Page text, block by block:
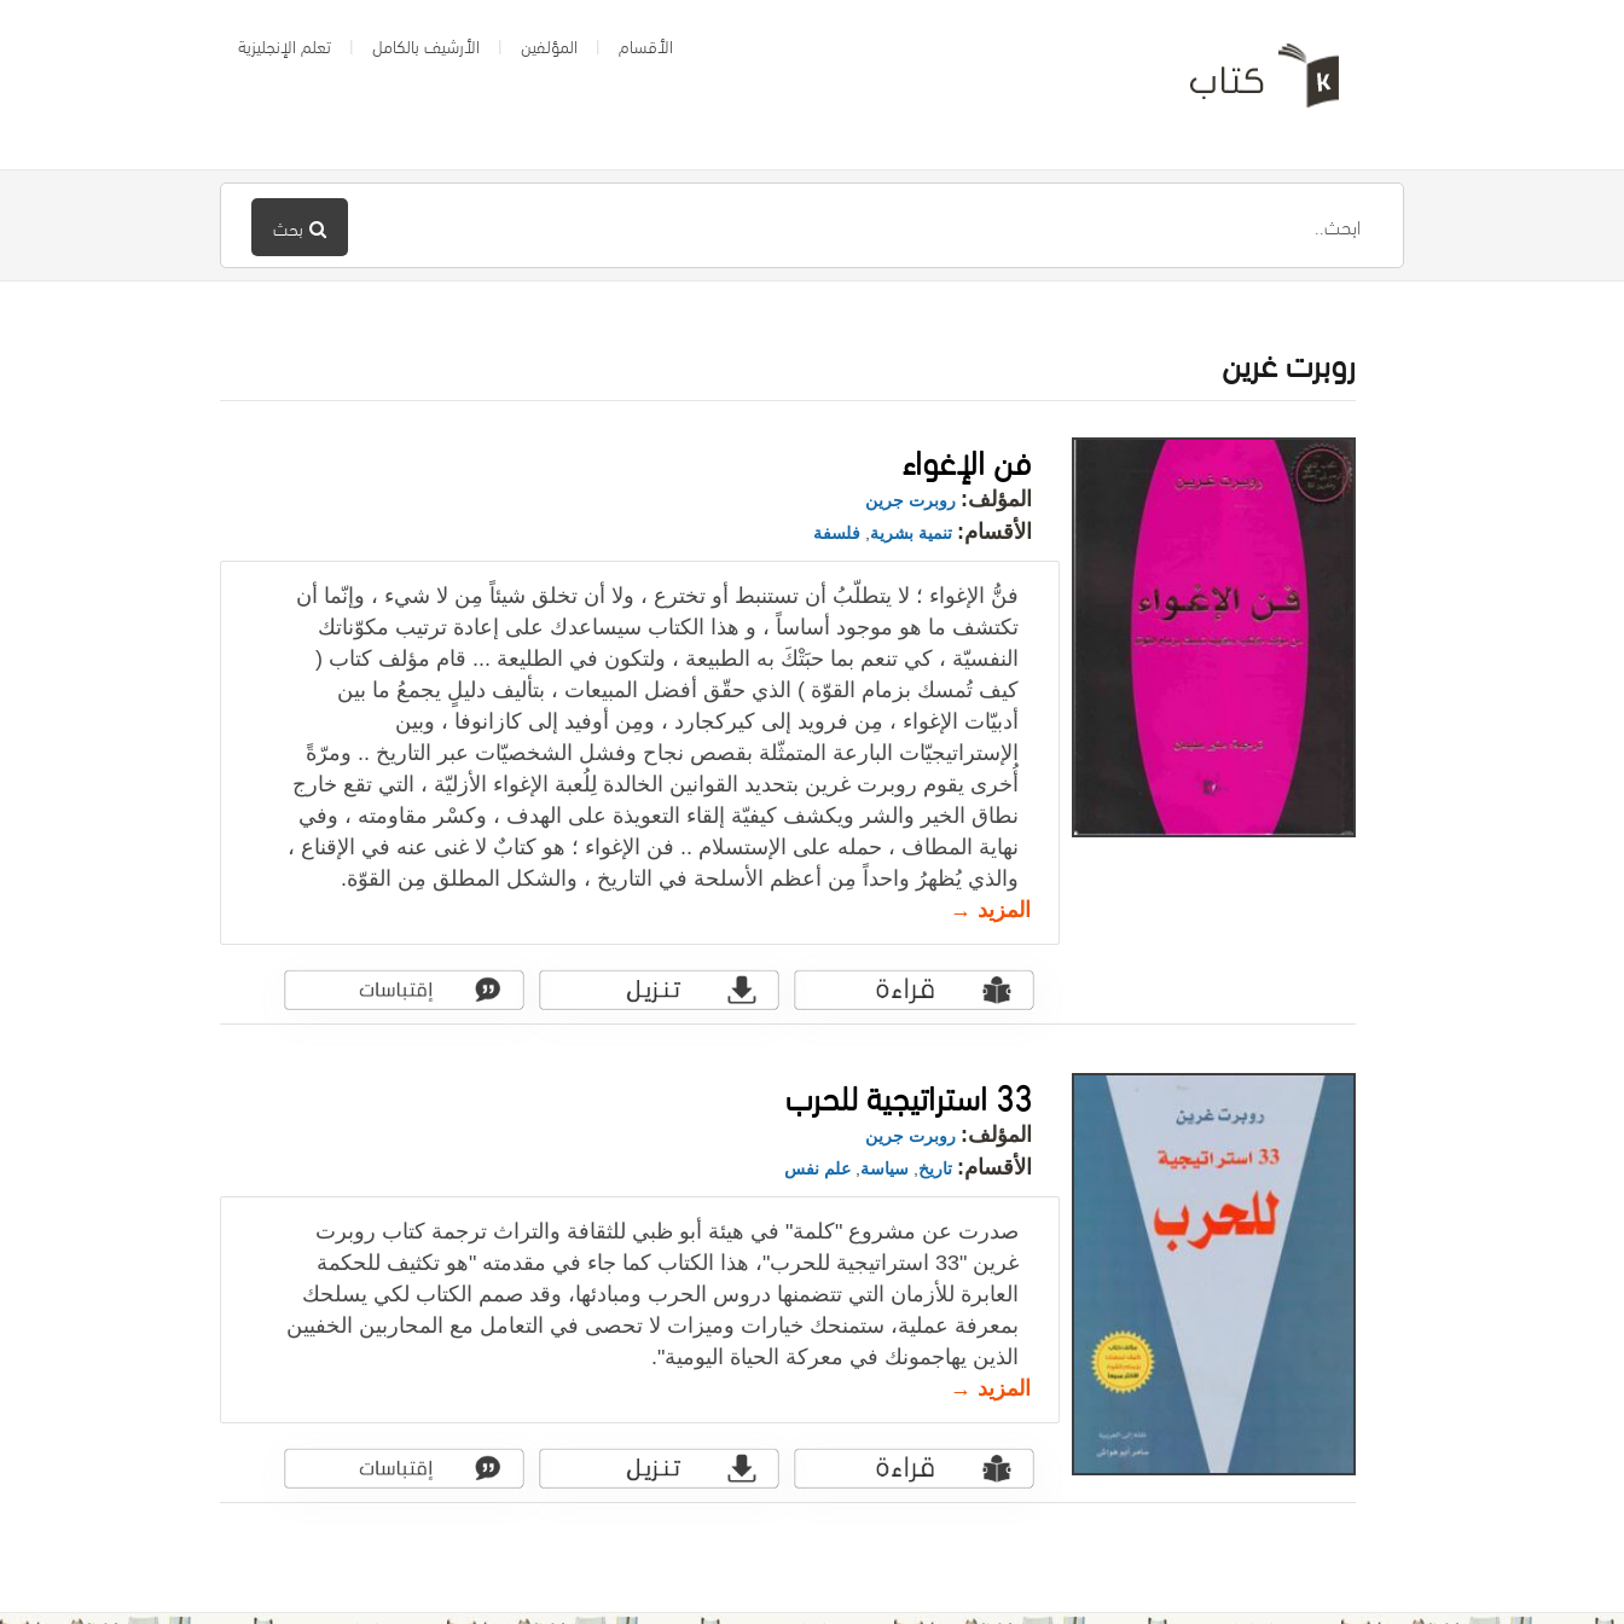
الأقسام المؤلفين الأرشيف بالكامل تعلم الإنجليزية
بحث
روبرت غرين
فن الإغواء
المؤلف: روبرت جرين
الأقسام: تنمية بشرية فلسفة
فنُّ الإغواء ؛ لا يتطلّبُ أن تستنبط أو تخترع ، ولا أن تخلق شيئاً مِن لا شيء ، وإنّما أن
تكتشف ما هو موجود أساساً ، و هذا الكتاب سيساعدك على إعادة ترتيب مكوّناتك
النفسيّة ، كي تنعم بما حبَتْكَ به الطبيعة ، ولتكون في الطليعة ... قام مؤلف كتاب (
كيف تُمسك بزمام القوّة ) الذي حقّق أفضل المبيعات ، بتأليف دليلٍ يجمعُ ما بين
أدبيّات الإغواء ، مِن فرويد إلى كيركجارد ، ومِن أوفيد إلى كازانوفا ، وبين
الإستراتيجيّات البارعة المتمثّلة بقصص نجاح وفشل الشخصيّات عبر التاريخ .. ومرّةً
أُخرى يقوم روبرت غرين بتحديد القوانين الخالدة لِلُعبة الإغواء الأزليّة ، التي تقع خارج
نطاق الخير والشر ويكشف كيفيّة إلقاء التعويذة على الهدف ، وكسْر مقاومته ، وفي
نهاية المطاف ، حمله على الإستسلام .. فن الإغواء ؛ هو كتابٌ لا غنى عنه في الإقناع ،
والذي يُظهرُ واحداً مِن أعظم الأسلحة في التاريخ ، والشكل المطلق مِن القوّة.
المزيد →
33 استراتيجية للحرب
المؤلف: روبرت جرين
الأقسام: تاريخ سياسة علم نفس
صدرت عن مشروع "كلمة" في هيئة أبو ظبي للثقافة والتراث ترجمة كتاب روبرت
غرين "33 استراتيجية للحرب"، هذا الكتاب كما جاء في مقدمته "هو تكثيف للحكمة
العابرة للأزمان التي تتضمنها دروس الحرب ومبادئها، وقد صمم الكتاب لكي يسلحك
بمعرفة عملية، ستمنحك خيارات وميزات لا تحصى في التعامل مع المحاربين الخفيين
الذين يهاجمونك في معركة الحياة اليومية".
المزيد →